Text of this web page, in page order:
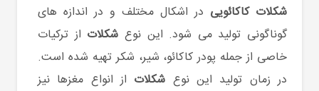
شکلات کاکائویی در اشکال مختلف و در اندازه های
گوناگونی تولید می شود. این نوع شکلات از ترکیات
خاصی از جمله پودر کاکائو، شیر، شکر تهیه شده است.
در زمان تولید این نوع شکلات از انواع مغزها نیز